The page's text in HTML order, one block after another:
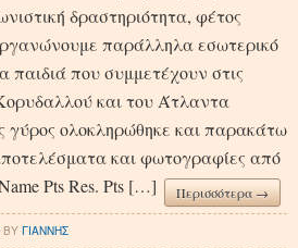
δραστηριότητα, φέτος
παράλληλα εσωτερικό
που συμμετέχουν στις
και του Άτλαντα
γύρος ολοκληρώθηκε και παρακάτω
και φωτογραφίες από
Pts Res. Pts […]
Περισσότερα →
BYΓΙΑΝΝΗΣ